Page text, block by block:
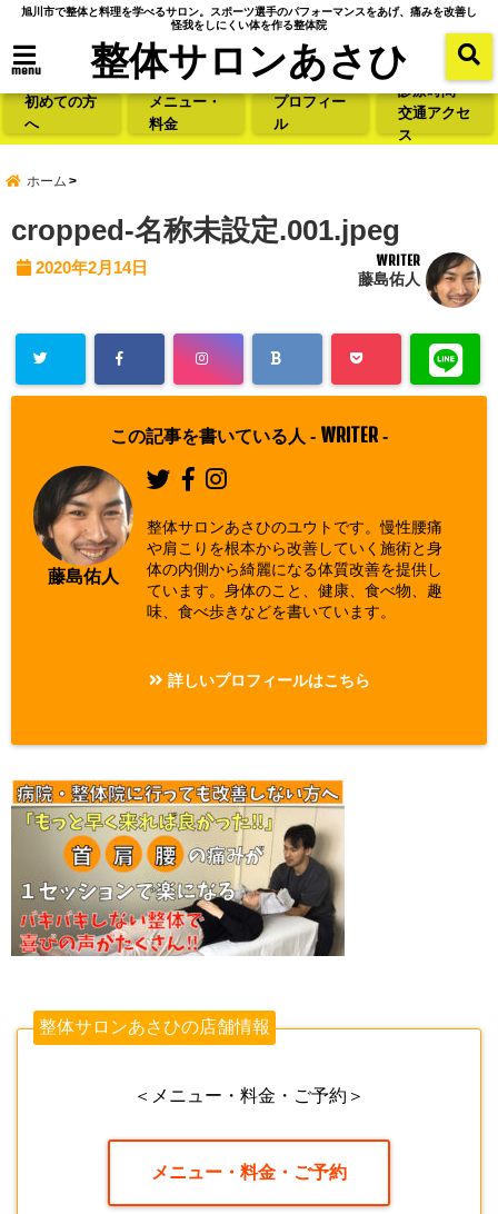
旭川市で整体と料理を学べるサロン。スポーツ選手のパフォーマンスをあげ、痛みを改善し
怪我をしにくい体を作る整体院
menu 整体サロンあさひ
初めての方
へ
メニュー・
料金
プロフィー
ル
診療時間・
交通アクセ
ス
ホーム
cropped-名称未設定.001.jpeg
2020年2月14日 WRITER
藤島佑人
この記事を書いている人 - WRITER -
藤島佑人
整体サロンあさひのユウトです。慢性腰痛
や肩こりを根本から改善していく施術と身
体の内側から綺麗になる体質改善を提供し
ています。身体のこと、健康、食べ物、趣
味、食べ歩きなどを書いています。
詳しいプロフィールはこちら
整体サロンあさひの店舗情報
＜メニュー・料金・ご予約＞
メニュー・料金・ご予約